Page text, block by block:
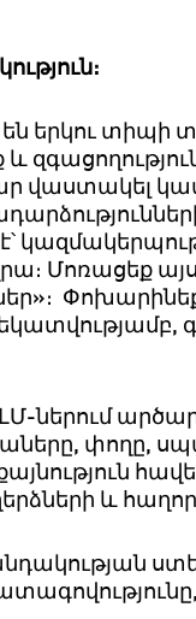
են երկու տիպի
և
վաստակել
է՝
Մոռացեք
»։
,
-ներում
, փողը,
և
,